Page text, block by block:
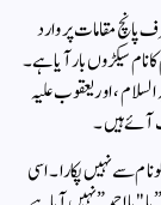
مقامات پر وارد
نام سیکڑوں بار آیا ہے۔
اور یعقوب علیہ
آئے ہیں۔
سے نہیں پکارا۔ اسی